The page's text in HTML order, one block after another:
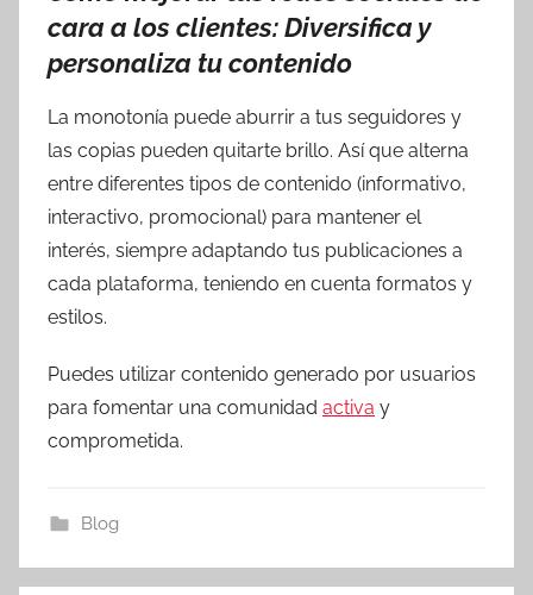
cara a los clientes: Diversifica y
personaliza tu contenido
La monotonía puede aburrir a tus seguidores y
las copias pueden quitarte brillo. Así que alterna
entre diferentes tipos de contenido (informativo,
interactivo, promocional) para mantener el
interés, siempre adaptando tus publicaciones a
cada plataforma, teniendo en cuenta formatos y
estilos.
Puedes utilizar contenido generado por usuarios
para fomentar una comunidad activa y
comprometida.
Blog